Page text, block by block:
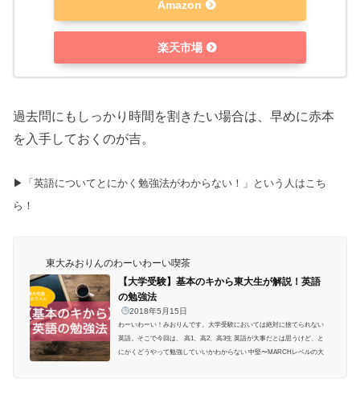
Amazon
楽天市場
過去問にもしっかり時間を割きたい場合は、早めに赤本
を入手しておくのが吉。
▶︎「英語についてとにかく勉強法がわからない！」という人はこち
ら！
東大みおりんのわーいわーい喫茶
【大学受験】基本のキから東大生が解説！英語
の勉強法
2018年5月15日
わーいわーい！みおりんです。大学受験においては絶対に捨てられない
英語。そこで今回は、 高1、高2、高3生 英語が大事だとは思うけど、と
にかくどうやって勉強していいかわからない 中堅〜MARCHレベルの大